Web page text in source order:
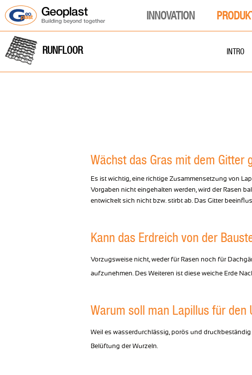
INNOVATION
RUNFLOOR INTRO
Wächst das Gras mit dem Gitter
Es ist wichtig, eine richtige Zusammensetzung von
Vorgaben nicht eingehalten werden, wird der Rasen
entwickelt sich nicht bzw. stirbt ab. Das Gitter
Kann das Erdreich von der
Vorzugsweise nicht, weder für Rasen noch für
aufzunehmen. Des Weiteren ist diese weiche Erde
Warum soll man Lapillus für
Weil es wasserdurchlässig, porös und
Belüftung der Wurzeln.